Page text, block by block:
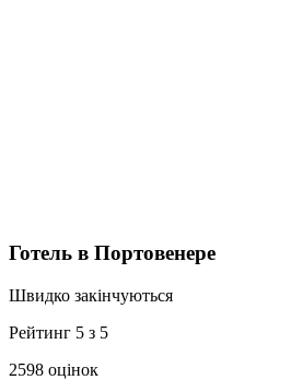
Готель в Портовенере
Швидко закінчуються
Рейтинг 5 з 5
2598 оцінок